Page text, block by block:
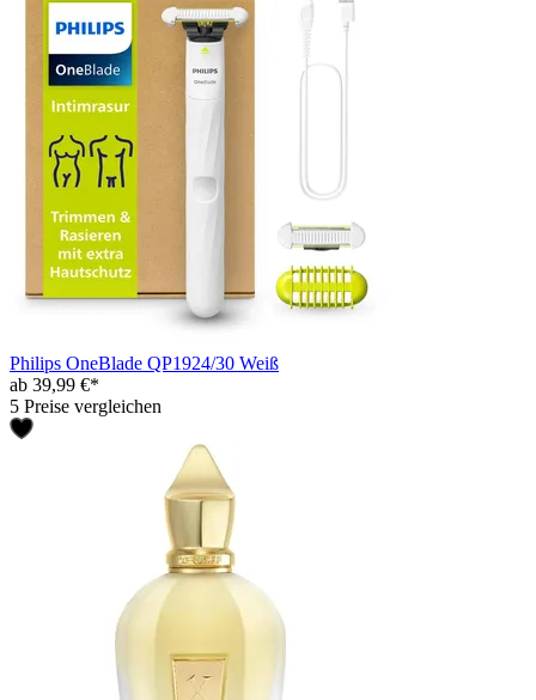
Philips OneBlade QP1924/30 Weiß
ab 39,99 €*
5 Preise vergleichen